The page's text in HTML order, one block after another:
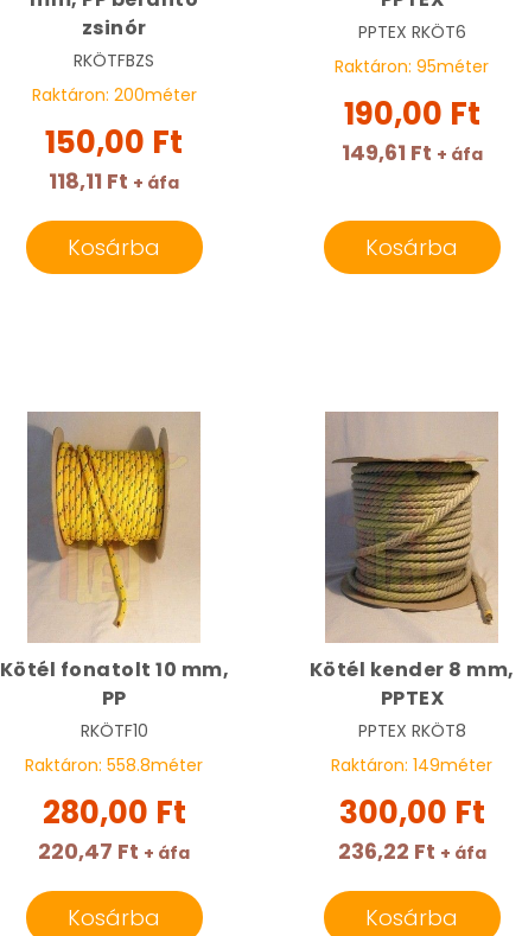
zsinór
RKÖTFBZS
Raktáron: 200méter
150,00 Ft
118,11 Ft + áfa
Kosárba
PPTEX RKÖT6
Raktáron:95méter
190,00 Ft
149,61 Ft + áfa
Kosárba
Kötél fonatolt 10 mm,
PP
RKÖTF10
Raktáron:558.8méter
280,00 Ft
220,47 Ft + áfa
Kosárba
Kötél kender 8 mm,
PPTEX
PPTEX RKÖT8
Raktáron:149méter
300,00 Ft
236,22 Ft + áfa
Kosárba